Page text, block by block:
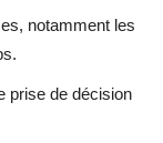
notamment les
prise de décision